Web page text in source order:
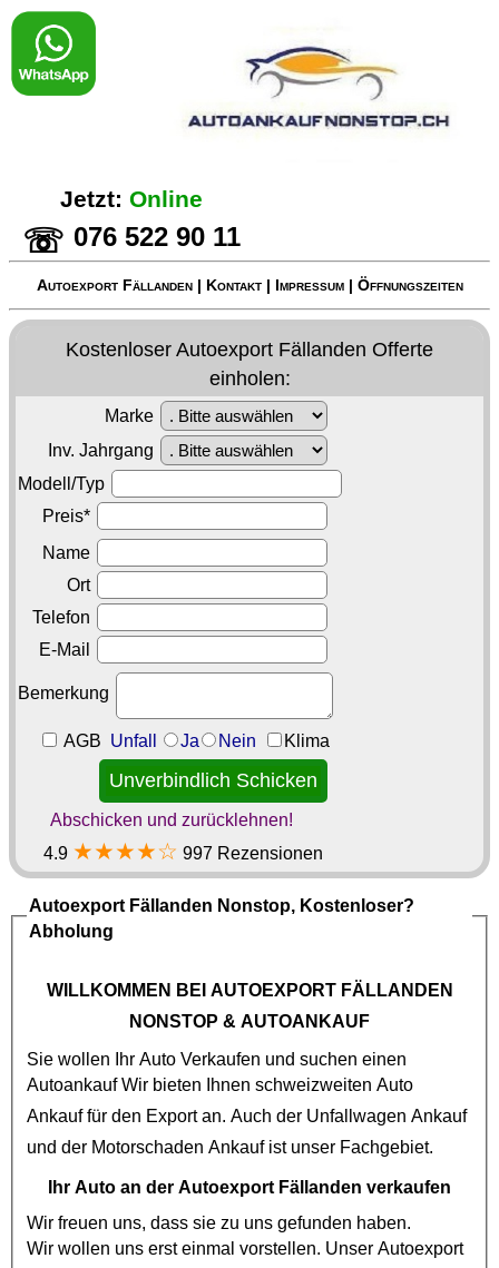
Jetzt: Online
☏ 076 522 90 11
Autoexport Fällanden| Kontakt| Impressum| Öffnungszeiten
Kostenloser Autoexport Fällanden Offerte
einholen:
Marke
Inv. Jahrgang
Modell/Typ
Preis*
Name
Ort
Telefon
E-Mail
Bemerkung
AGB Unfall Ja Nein Klima
Abschicken und zurücklehnen!
4.9 ★★★★☆ 997 Rezensionen
Autoexport Fällanden Nonstop, Kostenloser?
Abholung
WILLKOMMEN BEI AUTOEXPORT FÄLLANDEN
NONSTOP & AUTOANKAUF
Sie wollen Ihr Auto Verkaufen und suchen einen
AutoankaufWir bieten Ihnen schweizweiten Auto
Ankauf für den Export an. Auch der Unfallwagen Ankauf
und der Motorschaden Ankaufist unser Fachgebiet.
Ihr Auto an der Autoexport Fällanden verkaufen
Wir freuen uns, dass sie zu uns gefunden haben.
Wir wollen uns erst einmal vorstellen. Unser Autoexport